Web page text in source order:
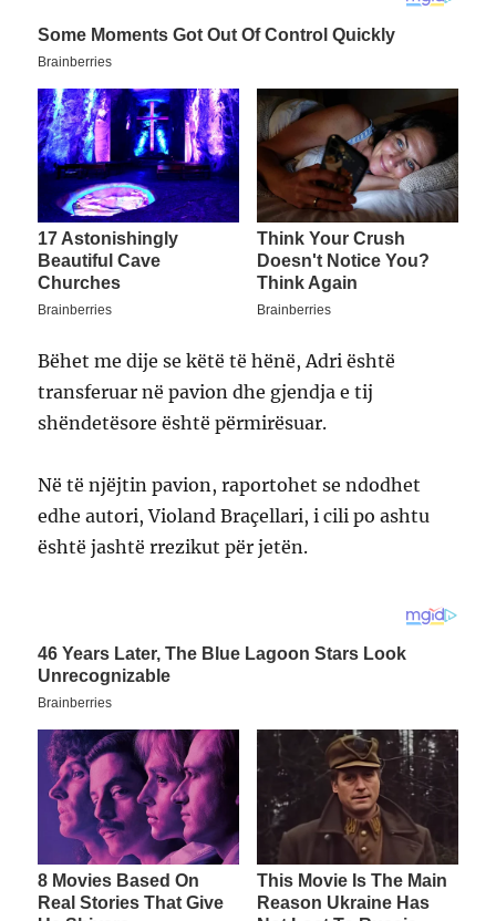
Bëhet me dije se këtë të hënë, Adri është
transferuar në pavion dhe gjendja e tij
shëndetësore është përmirësuar.
Në të njëjtin pavion, raportohet se ndodhet
edhe autori, Violand Braçellari, i cili po ashtu
është jashtë rrezikut për jetën.